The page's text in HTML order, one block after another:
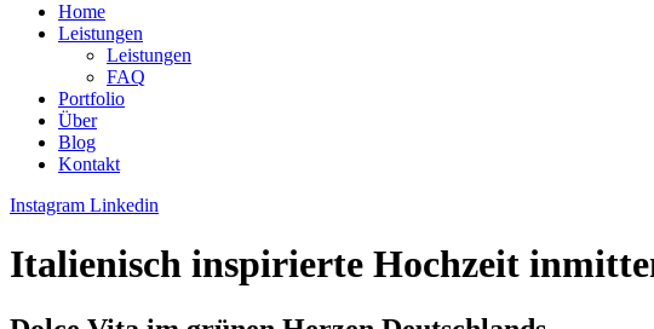
Home
Leistungen
Leistungen
FAQ
Portfolio
Über
Blog
Kontakt
Instagram Linkedin
Italienisch inspirierte Hochzeit